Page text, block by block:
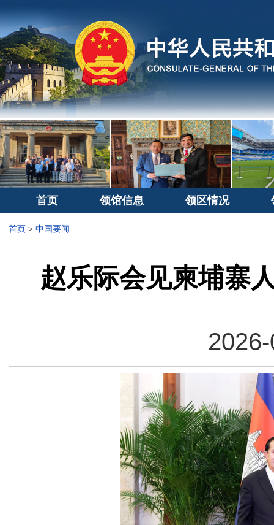
首页 领馆信息 领区情况
首页 > 中国要闻
赵乐际会见柬埔寨